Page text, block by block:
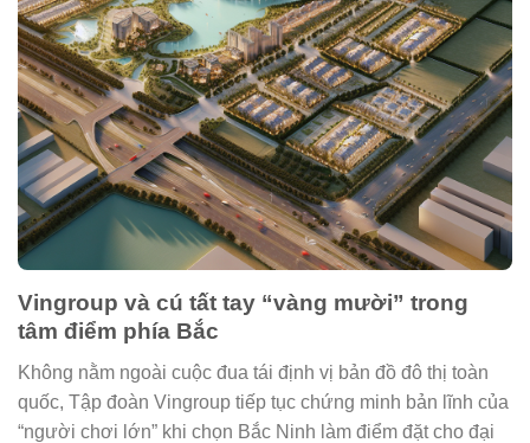
Vingroup và cú tất tay “vàng mười” trong
tâm điểm phía Bắc
Không nằm ngoài cuộc đua tái định vị bản đồ đô thị toàn
quốc, Tập đoàn Vingroup tiếp tục chứng minh bản lĩnh của
“người chơi lớn” khi chọn Bắc Ninh làm điểm đặt cho đại